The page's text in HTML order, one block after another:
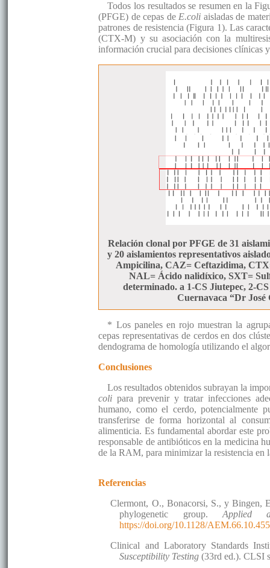
Todos los resultados se resumen en la
(PFGE) de cepas de E.coli aisladas de
patrones de resistencia (Figura 1). Las
(CTX-M) y su asociación con la
información crucial para decisiones clínicas
Relación clonal por PFGE de 31
y 20 aislamientos representativos
Ampicilina, CAZ= Ceftazidima,
NAL= Ácido nalidíxico, SXT=
determinado. a 1-CS Jiutepec, 2-
Cuernavaca “Dr
* Los paneles en rojo muestran la
cepas representativas de cerdos en dos
dendograma de homología utilizando el
Conclusiones
Los resultados obtenidos subrayan la
coli para prevenir y tratar infecciones
humano, como el cerdo, potencialmente
transferirse de forma horizontal al
alimenticia. Es fundamental abordar este
responsable de antibióticos en la medicina
de la RAM, para minimizar la resistencia en
Referencias
Clermont, O., Bonacorsi, S., y Bingen,
phylogenetic group.Applied
https://doi.org/10.1128/
Clinical and Laboratory Standards
Susceptibility Testing (33rd ed.). CLSI